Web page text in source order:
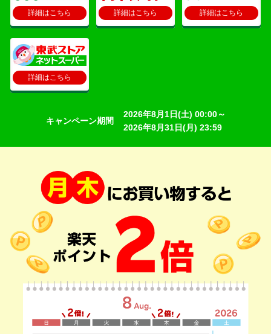
詳細はこちら 詳細はこちら 詳細はこちら
詳細はこちら
キャンペーン期間
2026年8月1日(土) 00:00～
2026年8月31日(月) 23:59